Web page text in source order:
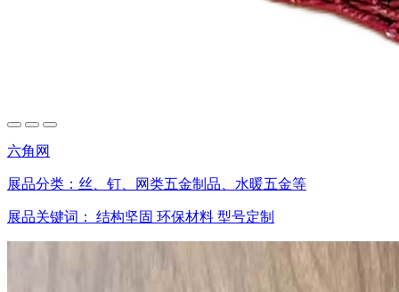
六角网
展品分类： 丝、钉、网类五金制品、水暖五金等
展品关键词： 结构坚固 环保材料 型号定制